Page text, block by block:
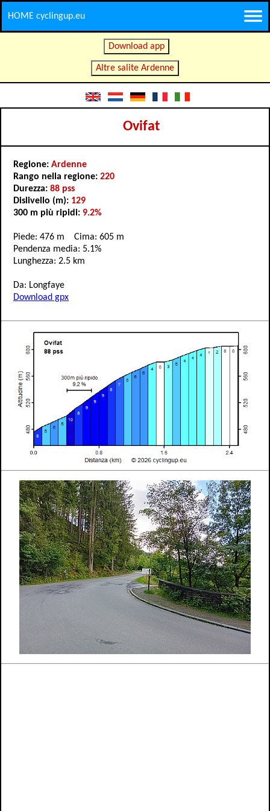
HOME cyclingup.eu
Download app
Altre salite Ardenne
Ovifat
Regione: Ardenne
Rango nella regione: 220
Durezza: 88 pss
Dislivello (m): 129
300 m più ripidi: 9.2%
Piede: 476 m Cima: 605 m
Pendenza media: 5.1%
Lunghezza: 2.5 km
Da: Longfaye
Download gpx